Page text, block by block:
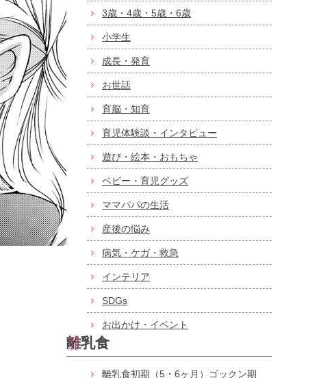
3歳・4歳・5歳・6歳
小学生
成長・発育
お世話
育脳・知育
育児体験談・インタビュー
遊び・絵本・おもちゃ
ベビー・育児グッズ
ママパパの生活
産後の悩み
病気・ケガ・救急
インテリア
SDGs
お出かけ・イベント
離乳食
離乳食初期（5・6ヶ月）ゴックン期